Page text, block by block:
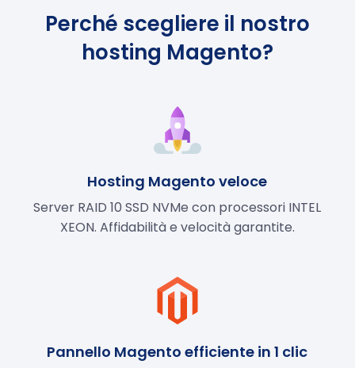
Perché scegliere il nostro
hosting Magento?
Hosting Magento veloce
Server RAID 10 SSD NVMe con processori INTEL
XEON. Affidabilità e velocità garantite.
Pannello Magento efficiente in 1 clic